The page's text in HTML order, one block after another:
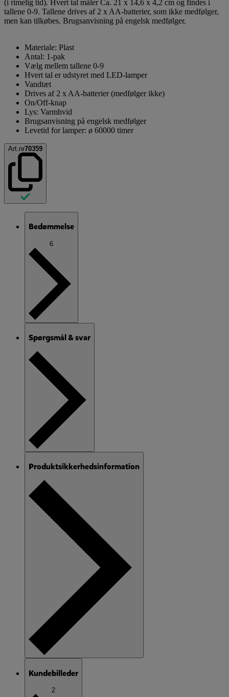
(i rimelig tid). Hvert tal måler Ca. 21 x 14,6 x 4,2 cm og findes i
tallene 0-9. Tallene drives af 2 x AA-batterier, som ikke medfølger,
men kan tilkøbes. Brugsanvisning på engelsk medfølger.
Materiale: Plast
Antal: 1-pak
Vælg mellem tallene 0-9
Hvert tal er udstyret med LED-lamper
Vandtæt
Drives af 2 x AA-batterier (medfølger ikke)
On/Off-knap
Lys: Varmhvid
Brugsanvisning på engelsk medfølger
Levetid for lamper: ø 60000 timer
Art.nr70359
Bedømmelse
6
Spørgsmål & svar
Produktsikkerhedsinformation
Kundebilleder
2